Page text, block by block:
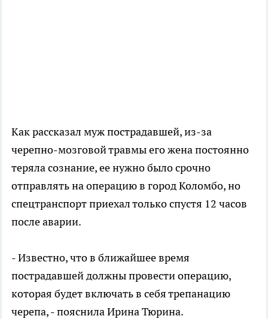
Как рассказал муж пострадавшей, из-за
черепно-мозговой травмы его жена постоянно
теряла сознание, ее нужно было срочно
отправлять на операцию в город Коломбо, но
спецтранспорт приехал только спустя 12 часов
после аварии.
- Известно, что в ближайшее время
пострадавшей должны провести операцию,
которая будет включать в себя трепанацию
черепа, - пояснила Ирина Тюрина.